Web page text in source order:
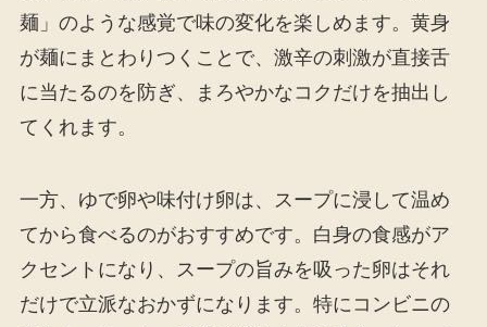
麺」のような感覚で味の変化を楽しめます。黄身
が麺にまとわりつくことで、激辛の刺激が直接舌
に当たるのを防ぎ、まろやかなコクだけを抽出し
てくれます。
一方、ゆで卵や味付け卵は、スープに浸して温め
てから食べるのがおすすめです。白身の食感がア
クセントになり、スープの旨みを吸った卵はそれ
だけで立派なおかずになります。特にコンビニの